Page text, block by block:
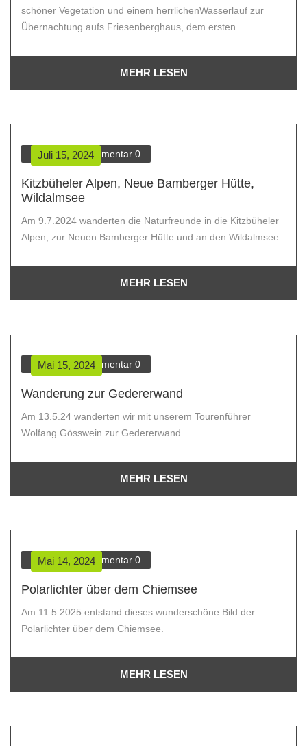
schöner Vegetation und einem herrlichenWasserlauf zur
Übernachtung aufs Friesenberghaus, dem ersten
MEHR LESEN
Juli 15, 2024
Verein Kommentar 0
Kitzbüheler Alpen, Neue Bamberger Hütte,
Wildalmsee
Am 9.7.2024 wanderten die Naturfreunde in die Kitzbüheler
Alpen, zur Neuen Bamberger Hütte und an den Wildalmsee
MEHR LESEN
Mai 15, 2024
Verein Kommentar 0
Wanderung zur Gedererwand
Am 13.5.24 wanderten wir mit unserem Tourenführer
Wolfang Gösswein zur Gedererwand
MEHR LESEN
Mai 14, 2024
Verein Kommentar 0
Polarlichter über dem Chiemsee
Am 11.5.2025 entstand dieses wunderschöne Bild der
Polarlichter über dem Chiemsee.
MEHR LESEN